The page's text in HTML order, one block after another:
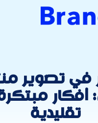
في تصوير
أفكار
تقليدية